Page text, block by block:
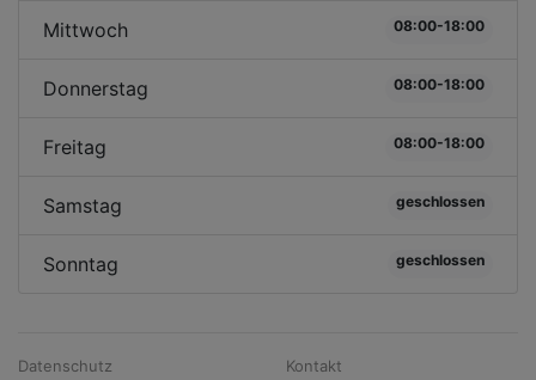
Mittwoch 08:00-18:00
Donnerstag 08:00-18:00
Freitag 08:00-18:00
Samstag geschlossen
Sonntag geschlossen
Datenschutz
Kontakt